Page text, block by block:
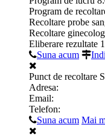
Program de
Recoltare probe
Recoltare
Eliberare rezultate
Suna acum
Punct de recoltare
Adresa:
Email:
Telefon:
Suna acum Mai